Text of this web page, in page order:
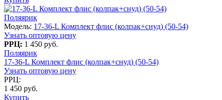
Поляярик
Модель: 17-36-L Комплект флис (колпак+снуд) (50-54)
Узнать оптовую цену
РРЦ: 1 450 руб.
Поляярик
17-36-L Комплект флис (колпак+снуд) (50-54)
Узнать оптовую цену
РРЦ:
1 450 руб.
Купить